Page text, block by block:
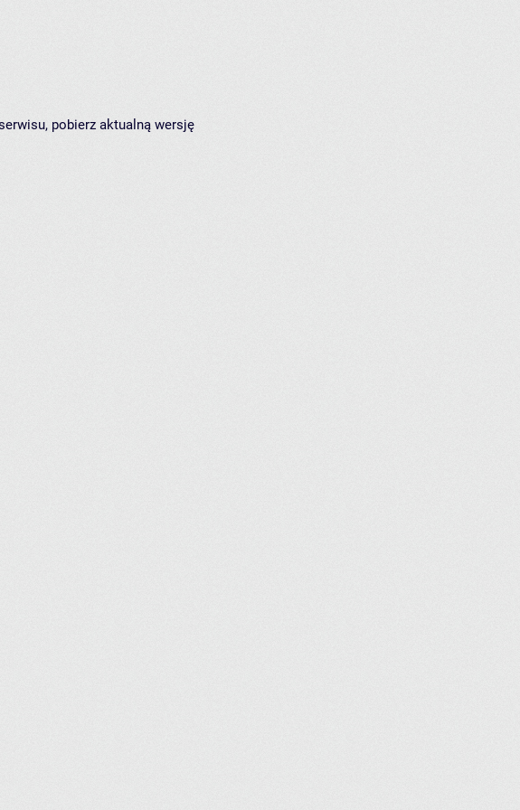
pobierz aktualną wersję